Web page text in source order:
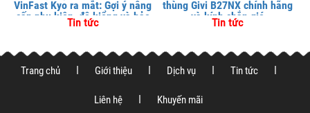
VinFast Kyo ra mắt: Gợi ý nâng
cấp phụ kiện, độ kiểng và bảo
vệ xe tại
Tin tức
thùng Givi B27NX chính hãng
và kính chắn gió
Tin tức
Trang chủ Giới thiệu Dịch vụ Tin tức
Liên hệ Khuyến mãi